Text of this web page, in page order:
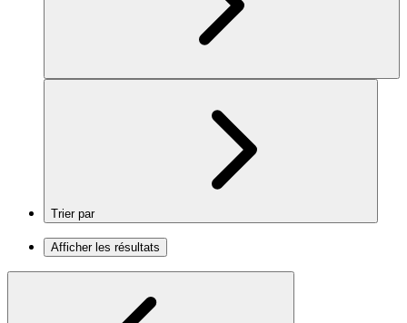
Trier par
Afficher les résultats